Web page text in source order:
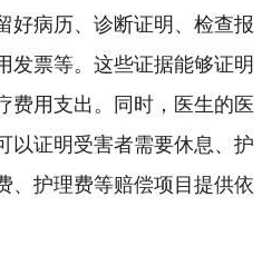
好病历、诊断证明、检查报
发票等。这些证据能够证明
费用支出。同时，医生的医
以证明受害者需要休息、护
、护理费等赔偿项目提供依